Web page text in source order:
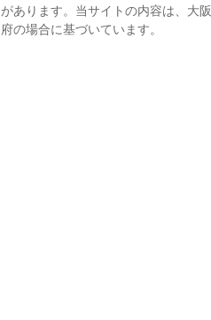
があります。当サイトの内容は、大阪
府の場合に基づいています。